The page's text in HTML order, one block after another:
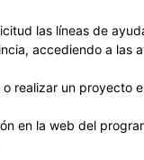
las líneas de
accediendo a las
realizar un proyecto
en la web del